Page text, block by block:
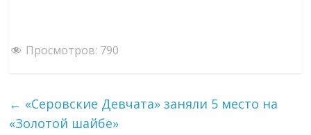
Просмотров: 790
← «Серовские Девчата» заняли 5 место на
«Золотой шайбе»